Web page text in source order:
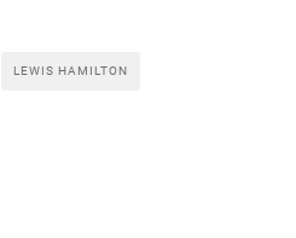
LEWIS HAMILTON